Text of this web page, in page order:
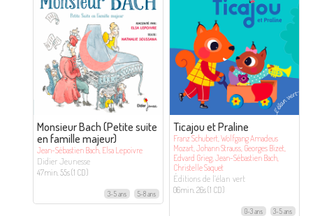
Monsieur Bach (Petite suite
en famille majeur)
Jean-Sébastien Bach, Elsa Lepoivre
Didier Jeunesse
47min. 55s (1 CD)
3-5 ans 5-8 ans
Ticajou et Praline
Franz Schubert, Wolfgang Amadeus
Mozart, Johann Strauss, Georges Bizet,
Edvard Grieg, Jean-Sébastien Bach,
Christelle Saquet
Éditions de l’élan vert
06min. 26s (1 CD)
0-3 ans 3-5 ans